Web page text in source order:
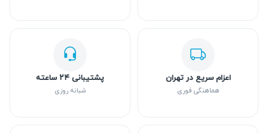
اعزام سریع در تهران
هماهنگی فوری
پشتیبانی ۲۴ ساعته
شبانه روزی